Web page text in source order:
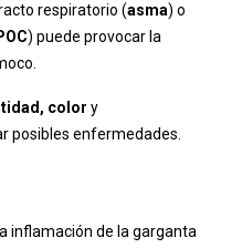
respiratorio (asma) o
) puede provocar la
color y
posibles enfermedades.
inflamación de la garganta